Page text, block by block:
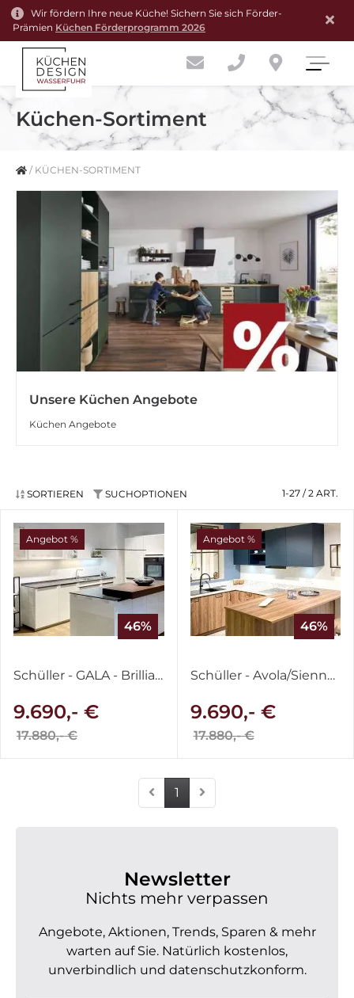
Wir fördern Ihre neue Küche! Sichern Sie sich Förder-
Prämien Küchen Förderprogramm 2026
Küchen-Sortiment
/ KÜCHEN-SORTIMENT
Unsere Küchen Angebote
Küchen Angebote
SORTIEREN SUCHOPTIONEN 1-27 / 2 ART.
Angebot %
46%
Schüller - GALA - Brilliantweiß & IronGrey
9.690,- €
17.880,- €
Angebot %
46%
Schüller - Avola/Sienna - Victoria Nussbaum & Lack Tiefblau samtmatt
9.690,- €
17.880,- €
1
Newsletter
Nichts mehr verpassen
Angebote, Aktionen, Trends, Sparen & mehr
warten auf Sie. Natürlich kostenlos,
unverbindlich und datenschutzkonform.